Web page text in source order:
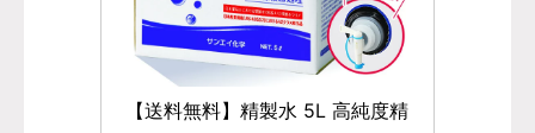
【送料無料】精製水 5L 高純度精